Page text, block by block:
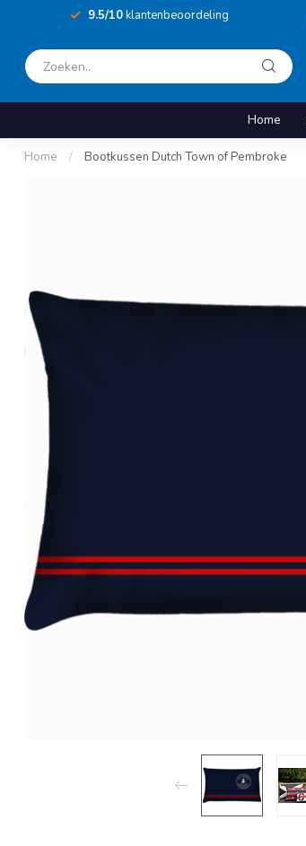
9.5/10klantenbeoordeling
Home
Home / Bootkussen Dutch Town of Pembroke